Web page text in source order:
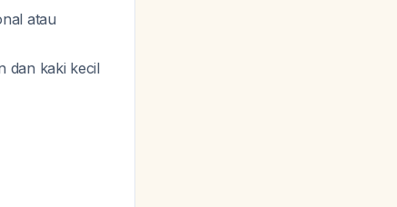
atau
dan kaki kecil